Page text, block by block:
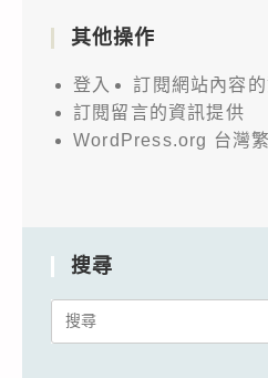
其他操作
登入
訂閱網站內容
訂閱留言的資訊提供
WordPress.org 台灣
搜尋
Search